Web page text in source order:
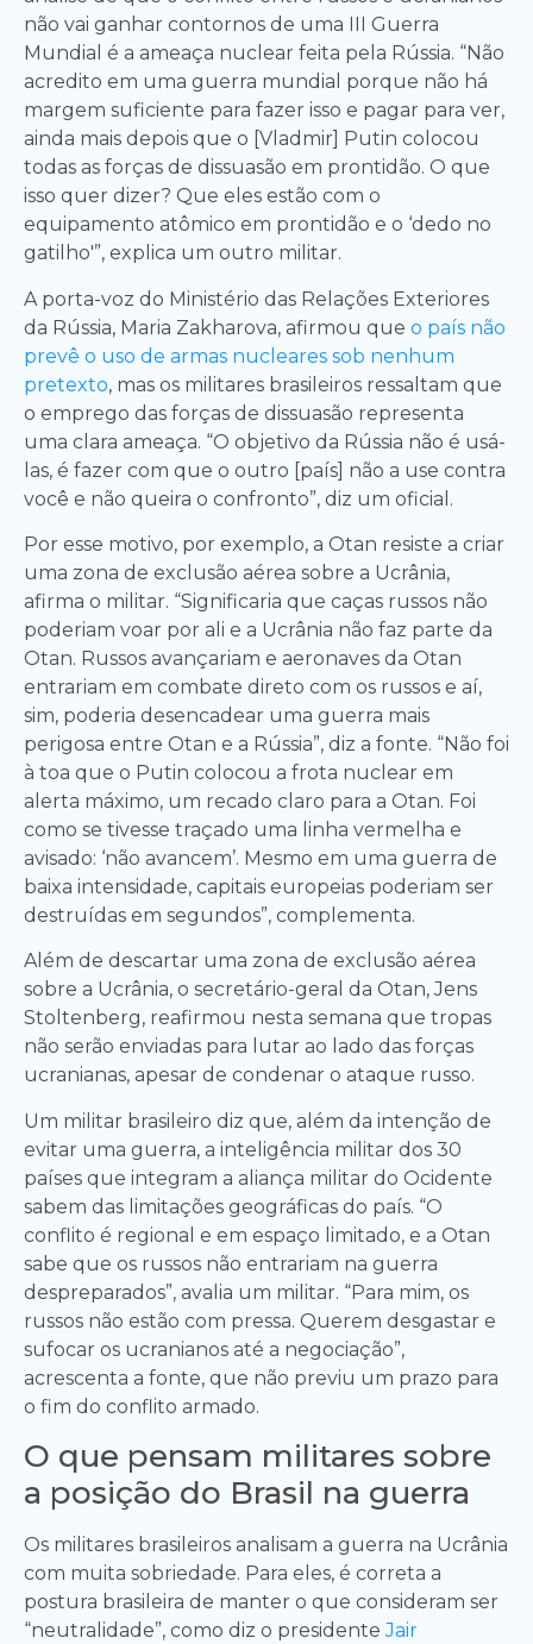
não vai ganhar contornos de uma III Guerra
Mundial é a ameaça nuclear feita pela Rússia. “Não
acredito em uma guerra mundial porque não há
margem suficiente para fazer isso e pagar para ver,
ainda mais depois que o [Vladmir] Putin colocou
todas as forças de dissuasão em prontidão. O que
isso quer dizer? Que eles estão com o
equipamento atômico em prontidão e o ‘dedo no
gatilho'”, explica um outro militar.
A porta-voz do Ministério das Relações Exteriores
da Rússia, Maria Zakharova, afirmou que o país não
prevê o uso de armas nucleares sob nenhum
pretexto, mas os militares brasileiros ressaltam que
o emprego das forças de dissuasão representa
uma clara ameaça. “O objetivo da Rússia não é usá-
las, é fazer com que o outro [país] não a use contra
você e não queira o confronto”, diz um oficial.
Por esse motivo, por exemplo, a Otan resiste a criar
uma zona de exclusão aérea sobre a Ucrânia,
afirma o militar. “Significaria que caças russos não
poderiam voar por ali e a Ucrânia não faz parte da
Otan. Russos avançariam e aeronaves da Otan
entrariam em combate direto com os russos e aí,
sim, poderia desencadear uma guerra mais
perigosa entre Otan e a Rússia”, diz a fonte. “Não foi
à toa que o Putin colocou a frota nuclear em
alerta máximo, um recado claro para a Otan. Foi
como se tivesse traçado uma linha vermelha e
avisado: ‘não avancem’. Mesmo em uma guerra de
baixa intensidade, capitais europeias poderiam ser
destruídas em segundos”, complementa.
Além de descartar uma zona de exclusão aérea
sobre a Ucrânia, o secretário-geral da Otan, Jens
Stoltenberg, reafirmou nesta semana que tropas
não serão enviadas para lutar ao lado das forças
ucranianas, apesar de condenar o ataque russo.
Um militar brasileiro diz que, além da intenção de
evitar uma guerra, a inteligência militar dos 30
países que integram a aliança militar do Ocidente
sabem das limitações geográficas do país. “O
conflito é regional e em espaço limitado, e a Otan
sabe que os russos não entrariam na guerra
despreparados”, avalia um militar. “Para mim, os
russos não estão com pressa. Querem desgastar e
sufocar os ucranianos até a negociação”,
acrescenta a fonte, que não previu um prazo para
o fim do conflito armado.
O que pensam militares sobre
a posição do Brasil na guerra
Os militares brasileiros analisam a guerra na Ucrânia
com muita sobriedade. Para eles, é correta a
postura brasileira de manter o que consideram ser
“neutralidade”, como diz o presidenteJair